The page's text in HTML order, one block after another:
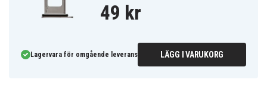
49 kr
Lagervara för omgående leverans LÄGG I VARUKORG